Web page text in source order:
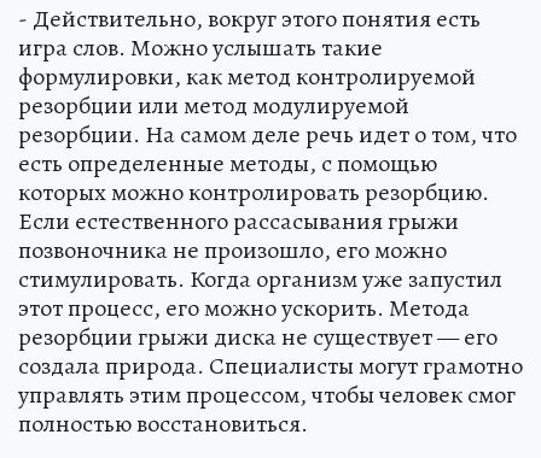
- Действительно, вокруг этого понятия есть
игра слов. Можно услышать такие
формулировки, как метод контролируемой
резорбции или метод модулируемой
резорбции. На самом деле речь идет о том, что
есть определенные методы, с помощью
которых можно контролировать резорбцию.
Если естественного рассасывания грыжи
позвоночника не произошло, его можно
стимулировать. Когда организм уже запустил
этот процесс, его можно ускорить. Метода
резорбции грыжи диска не существует — его
создала природа. Специалисты могут грамотно
управлять этим процессом, чтобы человек смог
полностью восстановиться.